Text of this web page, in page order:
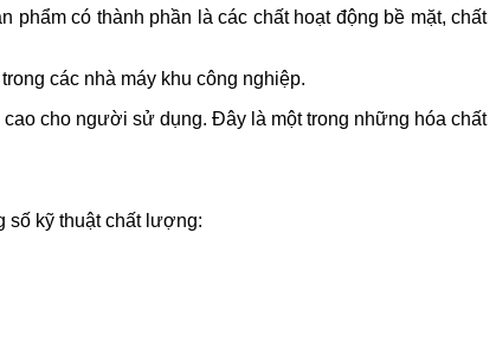
có thành phần là các chất hoạt động bề mặt, chất
các nhà máy khu công nghiệp.
cho người sử dụng. Đây là một trong những hóa chất
số kỹ thuật chất lượng: